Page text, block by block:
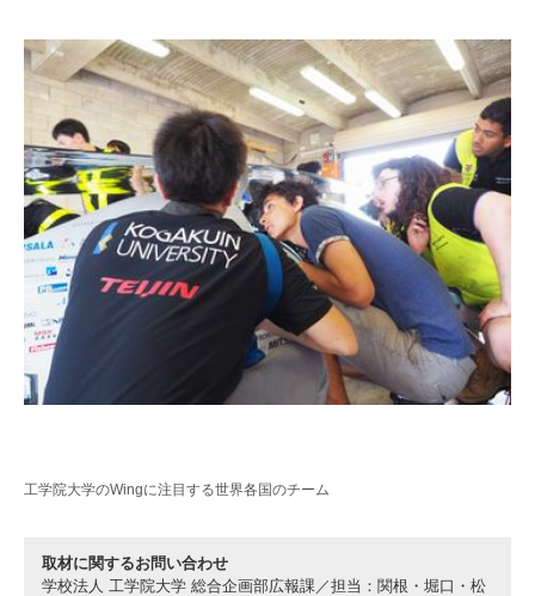
工学院大学のWingに注目する世界各国のチーム
取材に関するお問い合わせ
学校法人 工学院大学 総合企画部広報課／担当：関根・堀口・松